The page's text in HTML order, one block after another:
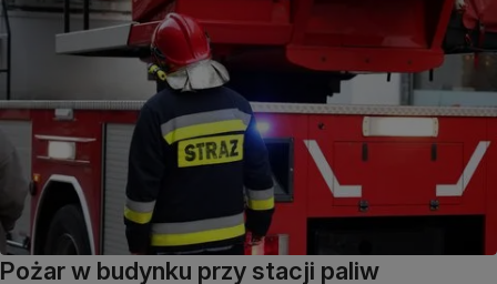
Pożar w budynku przy stacji paliw